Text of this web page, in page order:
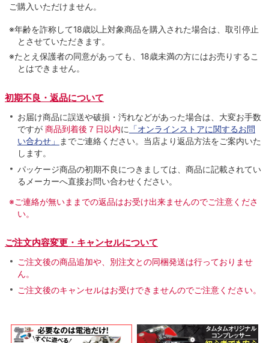
ご購入いただけません。
※年齢を詐称して18歳以上対象商品を購入された場合は、取引停止
とさせていただきます。
※たとえ保護者の同意があっても、18歳未満の方にはお売りするこ
とはできません。
初期不良・返品について
お届け商品に誤送や破損・汚れなどがあった場合は、大変お手数
ですが 商品到着後７日以内に 「オンラインストアに関するお問
い合わせ」
までご連絡ください。当店より返品方法をご案内いた
します。
パッケージ商品の初期不良につきましては、商品に記載されてい
るメーカーへ直接お問い合わせください。
※ご連絡が無いままでの返品はお受け出来ませんのでご注意くださ
い。
ご注文内容変更・キャンセルについて
ご注文後の商品追加や、別注文との同梱発送は行っておりませ
ん。
ご注文後のキャンセルはお受けできませんのでご注意ください。